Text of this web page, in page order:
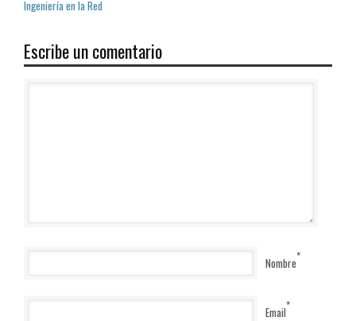
Ingeniería en la Red
Escribe un comentario
Nombre*
Email*